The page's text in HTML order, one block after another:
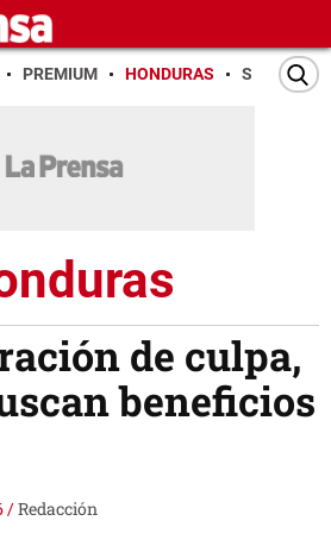
PREMIUM HONDURAS SAN PEDRO
de culpa,
beneficios
/Redacción